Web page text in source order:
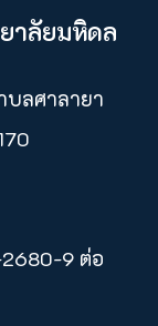
าลัยมหิดล
ลศาลายา​
9 ต่อ